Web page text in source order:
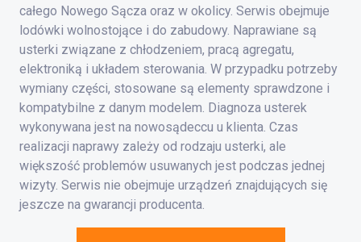
całego Nowego Sącza oraz w okolicy. Serwis obejmuje
lodówki wolnostojące i do zabudowy. Naprawiane są
usterki związane z chłodzeniem, pracą agregatu,
elektroniką i układem sterowania. W przypadku potrzeby
wymiany części, stosowane są elementy sprawdzone i
kompatybilne z danym modelem. Diagnoza usterek
wykonywana jest na nowosądeccu u klienta. Czas
realizacji naprawy zależy od rodzaju usterki, ale
większość problemów usuwanych jest podczas jednej
wizyty. Serwis nie obejmuje urządzeń znajdujących się
jeszcze na gwarancji producenta.